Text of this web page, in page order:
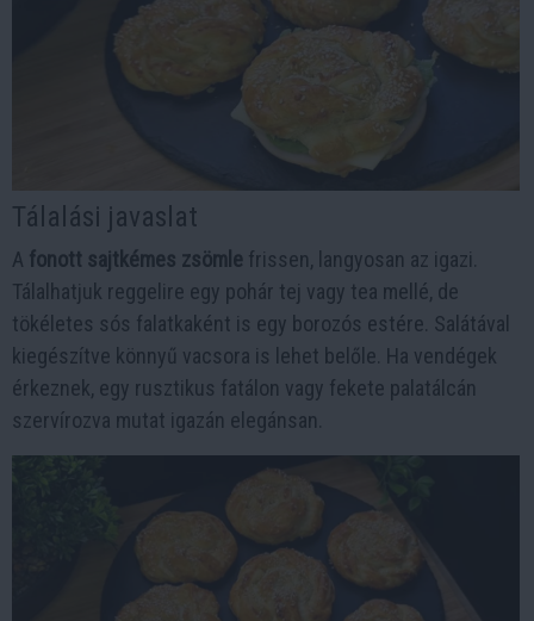
Tálalási javaslat
A fonott sajtkémes zsömle frissen, langyosan az igazi.
Tálalhatjuk reggelire egy pohár tej vagy tea mellé, de
tökéletes sós falatkaként is egy borozós estére. Salátával
kiegészítve könnyű vacsora is lehet belőle. Ha vendégek
érkeznek, egy rusztikus fatálon vagy fekete palatálcán
szervírozva mutat igazán elegánsan.